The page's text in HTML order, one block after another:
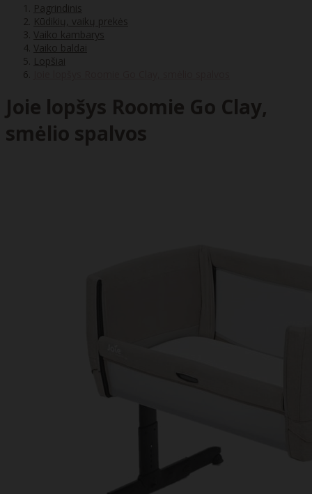
Pagrindinis
Kūdikių, vaikų prekės
Vaiko kambarys
Vaiko baldai
Lopšiai
Joie lopšys Roomie Go Clay,
smėlio spalvos